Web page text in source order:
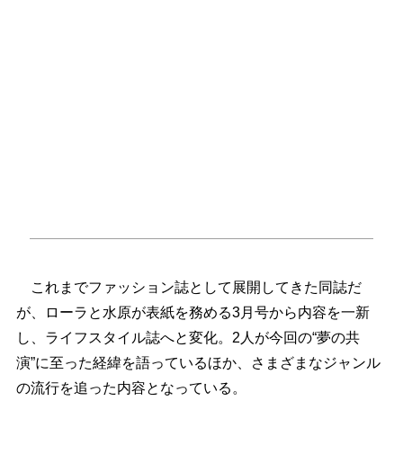
これまでファッション誌として展開してきた同誌だ
が、ローラと水原が表紙を務める3月号から内容を一新
し、ライフスタイル誌へと変化。2人が今回の“夢の共
演”に至った経緯を語っているほか、さまざまなジャンル
の流行を追った内容となっている。